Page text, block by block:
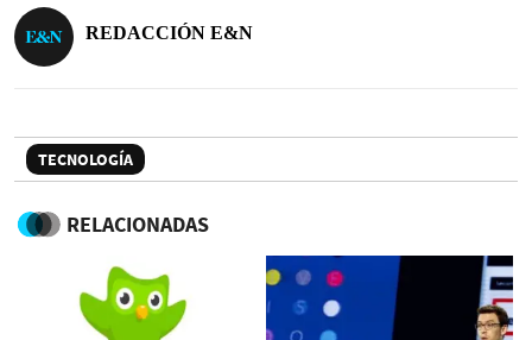
REDACCIÓN E&N
TECNOLOGÍA
RELACIONADAS